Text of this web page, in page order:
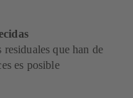
residuales que han de
es posible